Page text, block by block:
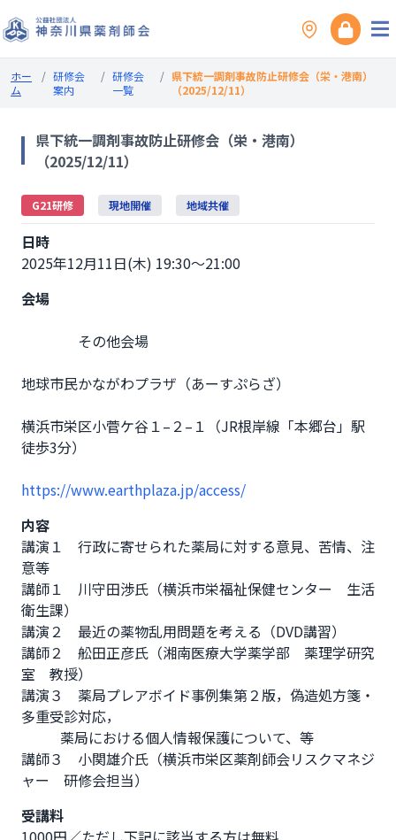
ホー
ム
/ 研修会
案内
/ 研修会
一覧
/ 県下統一調剤事故防止研修会（栄・港南）
（2025/12/11）
県下統一調剤事故防止研修会（栄・港南）
（2025/12/11）
G21研修 現地開催 地域共催
日時
2025年12月11日(木) 19:30～21:00
会場
地球市民かながわプラザ（あーすぷらざ）
横浜市栄区小菅ケ谷１–２–１（JR根岸線「本郷台」駅
徒歩3分）
https://www.earthplaza.jp/access/
内容
講演１　行政に寄せられた薬局に対する意見、苦情、注
意等
講師１　川守田渉氏（横浜市栄福祉保健センター　生活
衛生課）
講演２　最近の薬物乱用問題を考える（DVD講習）
講師２　舩田正彦氏（湘南医療大学薬学部　薬理学研究
室　教授）
講演３　薬局プレアボイド事例集第２版，偽造処方箋・
多重受診対応，
講師３　小関雄介氏（横浜市栄区薬剤師会リスクマネジ
ャー　研修会担当）
受講料